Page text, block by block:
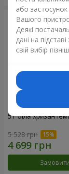
51 біла
5 528 грн
Замовити
або
Вашого
Деякі
дані на
свій вибір